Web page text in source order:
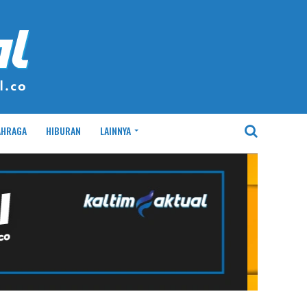
HIBURAN LAINNYA